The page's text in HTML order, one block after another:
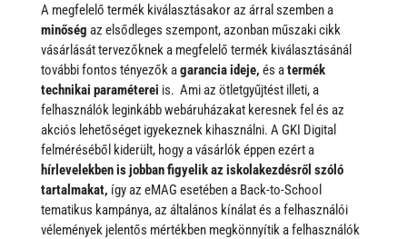
A megfelelő termék kiválasztásakor az árral szemben a
minőség az elsődleges szempont, azonban műszaki cikk
vásárlását tervezőknek a megfelelő termék kiválasztásánál
további fontos tényezők agarancia ideje, és atermék
technikai paraméterei is. Ami az ötletgyűjtést illeti, a
felhasználók leginkább webáruházakat keresnek fel és az
akciós lehetőséget igyekeznek kihasználni. A GKI Digital
felméréséből kiderült, hogy a vásárlók éppen ezért a
hírlevelekben is jobban figyelik az iskolakezdésről szóló
tartalmakat, így az eMAG esetében a Back-to-School
tematikus kampánya, az általános kínálat és a felhasználói
vélemények jelentős mértékben megkönnyítik a felhasználók